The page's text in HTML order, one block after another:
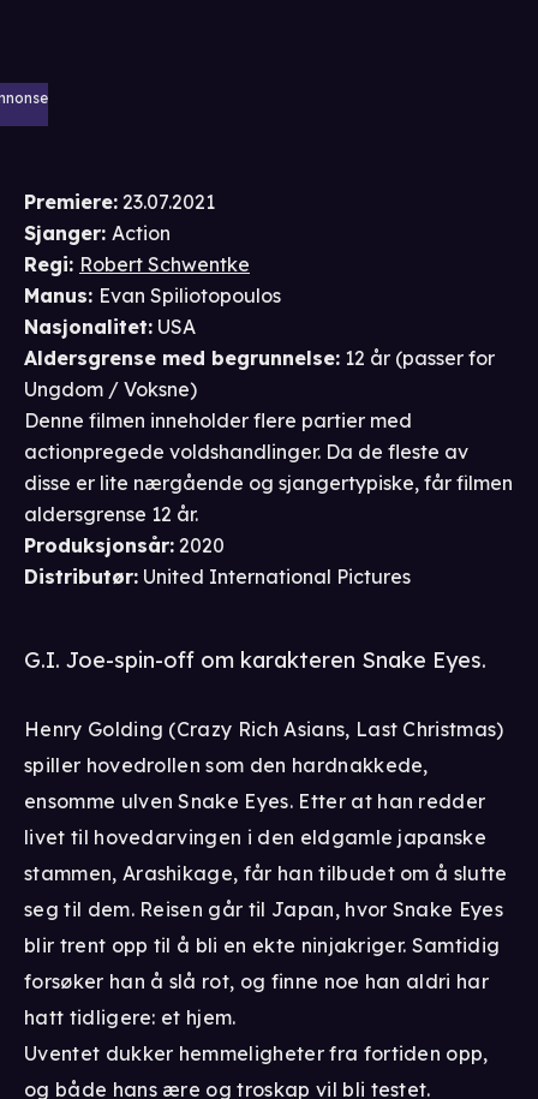
Premiere: 23.07.2021
Sjanger: Action
Regi: Robert Schwentke
Manus: Evan Spiliotopoulos
Nasjonalitet: USA
Aldersgrense med begrunnelse: 12 år (passer for
Ungdom / Voksne)
Denne filmen inneholder flere partier med
actionpregede voldshandlinger. Da de fleste av
disse er lite nærgående og sjangertypiske, får filmen
aldersgrense 12 år.
Produksjonsår: 2020
Distributør: United International Pictures
G.I. Joe-spin-off om karakteren Snake Eyes.
Henry Golding (Crazy Rich Asians, Last Christmas)
spiller hovedrollen som den hardnakkede,
ensomme ulven Snake Eyes. Etter at han redder
livet til hovedarvingen i den eldgamle japanske
stammen, Arashikage, får han tilbudet om å slutte
seg til dem. Reisen går til Japan, hvor Snake Eyes
blir trent opp til å bli en ekte ninjakriger. Samtidig
forsøker han å slå rot, og finne noe han aldri har
hatt tidligere: et hjem.
Uventet dukker hemmeligheter fra fortiden opp,
og både hans ære og troskap vil bli testet.